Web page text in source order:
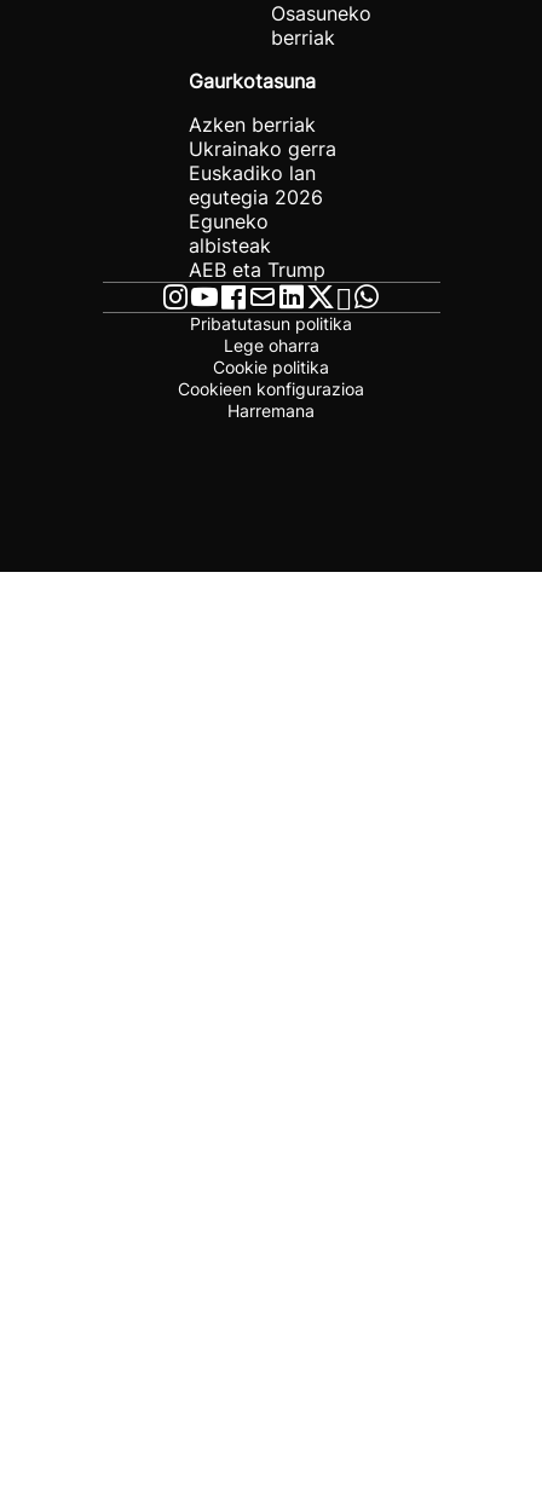
Osasuneko
berriak
Gaurkotasuna
Azken berriak
Ukrainako gerra
Euskadiko lan
egutegia 2026
Eguneko
albisteak
AEB eta Trump
Pribatutasun politika
Lege oharra
Cookie politika
Cookieen konfigurazioa
Harremana